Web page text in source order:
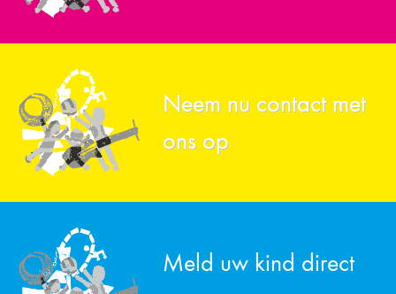
Neem nu contact met
ons op
Meld uw kind direct